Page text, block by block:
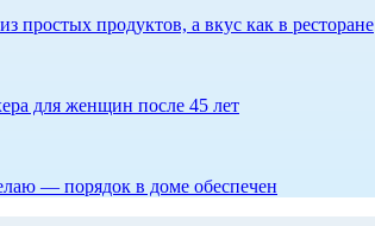
простых продуктов, а вкус как в ресторане
для женщин после 45 лет
— порядок в доме обеспечен